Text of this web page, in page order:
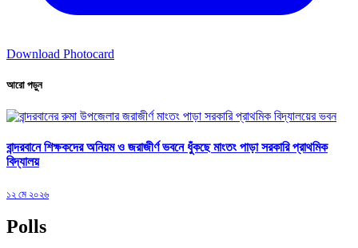
Download Photocard
আরো পড়ুন
বান্দরবানে শিক্ষকদের অনিয়ম ও জরাজীর্ণ ভবনে ধুঁকছে মাংতং পাড়া সরকারি প্রাথমিক
বিদ্যালয়
১২ মে ২০২৬
Polls